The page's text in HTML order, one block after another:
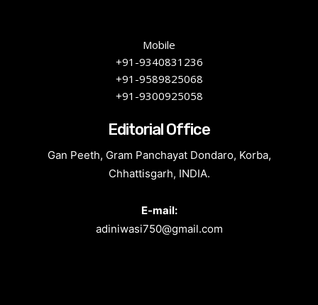
Mobile
+91-9340831236
+91-9589825068
+91-9300925058
Editorial Office
Gan Peeth, Gram Panchayat Dondaro, Korba,
Chhattisgarh, INDIA.
E-mail:
adiniwasi750@gmail.com